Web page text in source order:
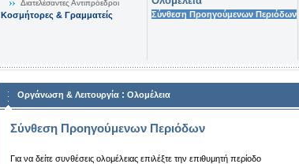
Διατελέσαντες Αντιπρόεδροι
Κοσμήτορες & Γραμματείς Σύνθεση Προηγούμενων Περιόδων
Οργάνωση & Λειτουργία : Ολομέλεια
Σύνθεση Προηγούμενων Περιόδων
Για να δείτε συνθέσεις ολομέλειας επιλέξτε την επιθυμητή περίοδο